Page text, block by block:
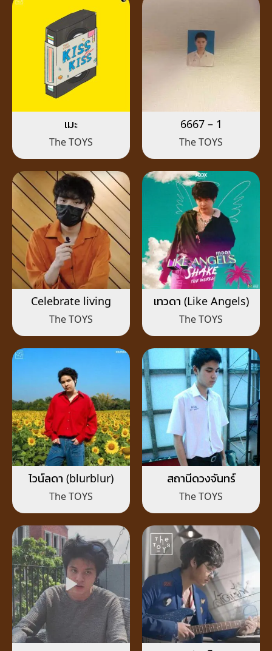
เมะ
The TOYS
6667 – 1
The TOYS
Celebrate living
The TOYS
เทวดา (Like Angels)
The TOYS
ไวน์ลดา (blurblur)
The TOYS
สถานีดวงจันทร์
The TOYS